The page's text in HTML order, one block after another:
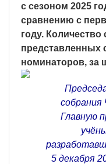
с сезоном 2025
сравнению с
году. Количество
представленных
номинаторов, за
собрания
Главную
5 декабря